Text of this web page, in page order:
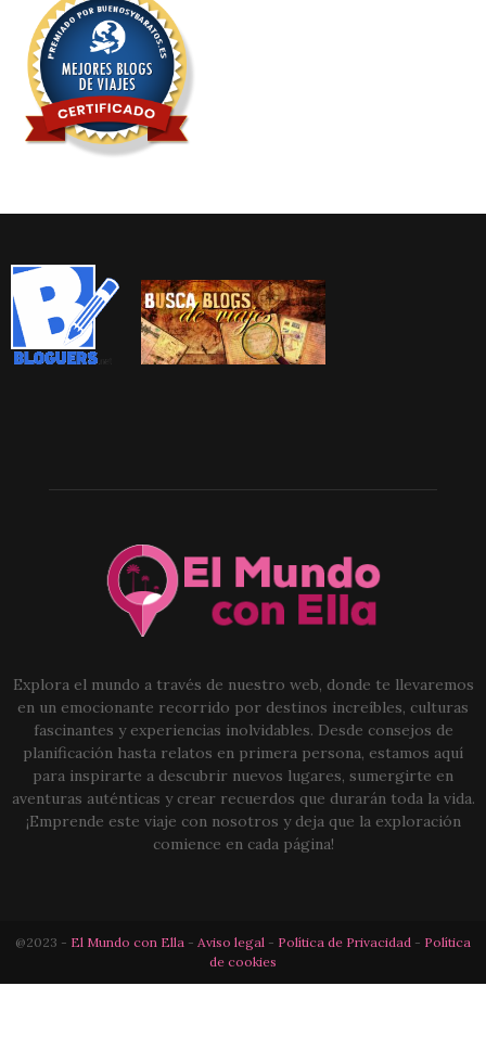
Explora el mundo a través de nuestro web, donde te llevaremos
en un emocionante recorrido por destinos increíbles, culturas
fascinantes y experiencias inolvidables. Desde consejos de
planificación hasta relatos en primera persona, estamos aquí
para inspirarte a descubrir nuevos lugares, sumergirte en
aventuras auténticas y crear recuerdos que durarán toda la vida.
¡Emprende este viaje con nosotros y deja que la exploración
comience en cada página!
@2023 - El Mundo con Ella - Aviso legal - Política de Privacidad - Política
de cookies